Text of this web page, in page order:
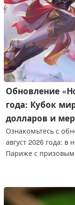
Обновление
года: Кубок
долларов и
Ознакомьтесь с
август 2026 года:
Париже с
в течение
изменения в